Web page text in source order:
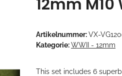
12mm
Artikelnummer:VX-
Kategorie:WWII - 12mm
This set includes 6